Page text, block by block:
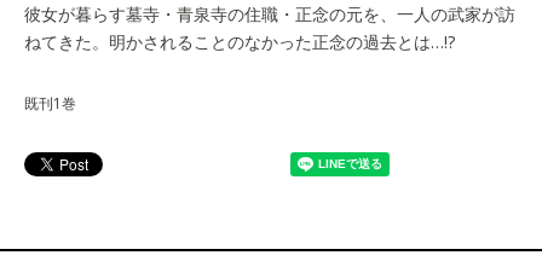
彼女が暮らす墓寺・青泉寺の住職・正念の元を、一人の武家が訪
ねてきた。明かされることのなかった正念の過去とは…!?
既刊1巻